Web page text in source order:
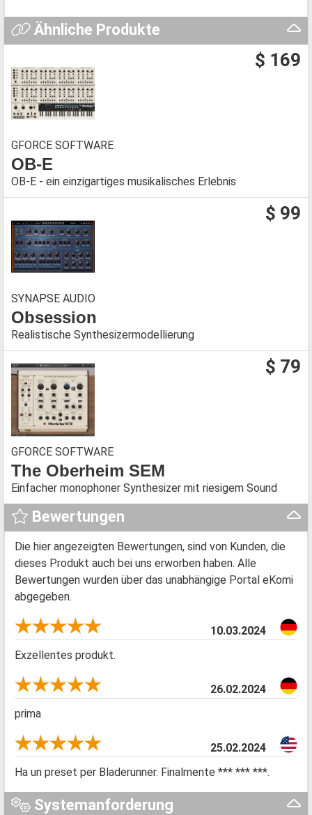
Ähnliche Produkte
$ 169
GFORCE SOFTWARE
OB-E
OB-E - ein einzigartiges musikalisches Erlebnis
$ 99
SYNAPSE AUDIO
Obsession
Realistische Synthesizermodellierung
$ 79
GFORCE SOFTWARE
The Oberheim SEM
Einfacher monophoner Synthesizer mit riesigem Sound
Bewertungen
Die hier angezeigten Bewertungen, sind von Kunden, die
dieses Produkt auch bei uns erworben haben. Alle
Bewertungen wurden über das unabhängige Portal eKomi
abgegeben.
10.03.2024
Exzellentes produkt.
26.02.2024
prima
25.02.2024
Ha un preset per Bladerunner. Finalmente *** *** ***.
Systemanforderung